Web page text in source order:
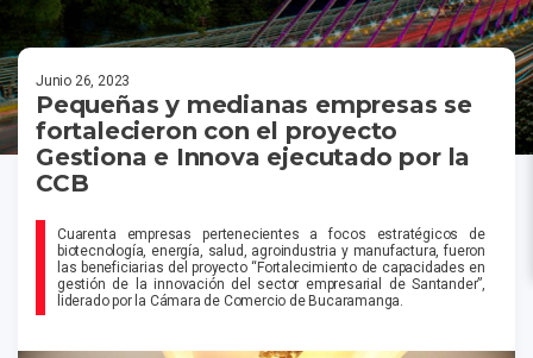
Junio 26, 2023
Pequeñas y medianas empresas se
fortalecieron con el proyecto
Gestiona e Innova ejecutado por la
CCB
Cuarenta empresas pertenecientes a focos estratégicos de
biotecnología, energía, salud, agroindustria y manufactura, fueron
las beneficiarias del proyecto “Fortalecimiento de capacidades en
gestión de la innovación del sector empresarial de Santander”,
liderado por la Cámara de Comercio de Bucaramanga.